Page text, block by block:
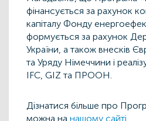
фінансується за рахунок
капіталу Фонду
формується за рахунок
України, а також внесків
та Уряду Німеччини і
IFC, GIZ та ПРООН.
Дізнатися більше про
можна на нашому сайті